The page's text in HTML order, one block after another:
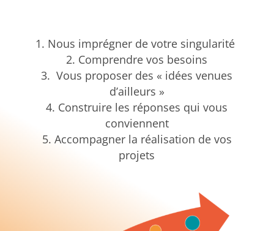
Nous imprégner de votre singularité
Comprendre vos besoins
Vous proposer des « idées venues
d’ailleurs »
Construire les réponses qui vous
conviennent
Accompagner la réalisation de vos
projets